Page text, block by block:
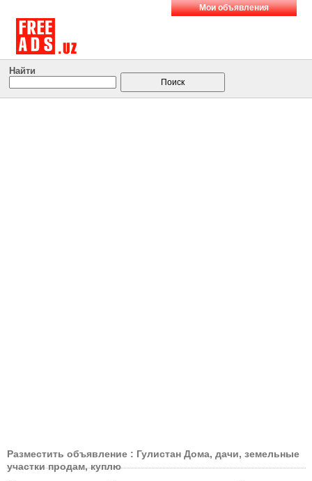
Мои объявления
Найти
Разместить объявление : Гулистан Дома, дачи, земельные
участки продам, куплю